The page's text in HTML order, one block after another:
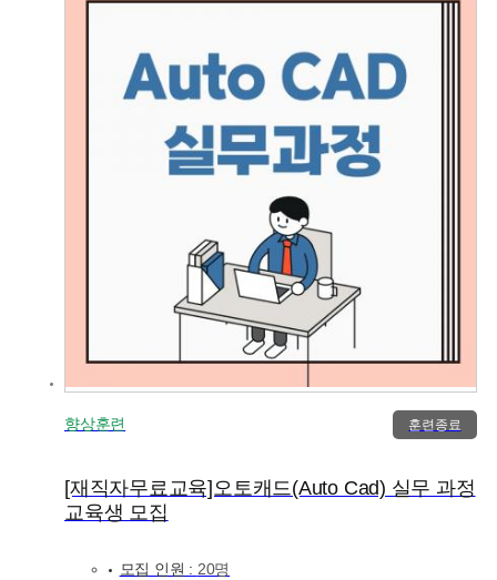
향상훈련 훈련종료
[재직자무료교육]오토캐드(Auto Cad) 실무 과정
교육생 모집
모집 인원 : 20명